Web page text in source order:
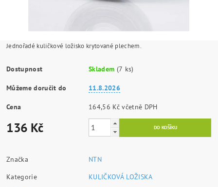
Jednořadé kuličkové ložisko krytované plechem.
Dostupnost Skladem (7 ks)
Můžeme doručit do 11.8.2026
Cena 164,56 Kč včetně DPH
136 Kč
Značka
NTN
Kategorie
KULIČKOVÁ LOŽISKA